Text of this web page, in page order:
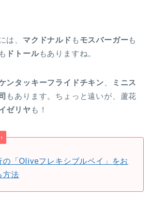
は、 マクドナルド も モスバーガーも
も ドトールもありますね。
ンタッキーフライドチキン
ミニス
もあります。ちょっと遠いが、蘆花
ゼリヤ も！
の「Oliveフレキシブルペイ」をお
方法